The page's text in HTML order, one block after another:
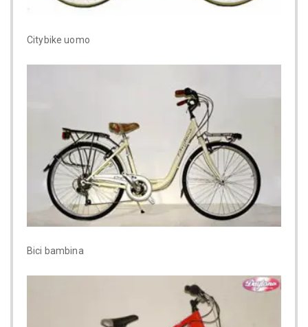
Citybike uomo
Bici bambina